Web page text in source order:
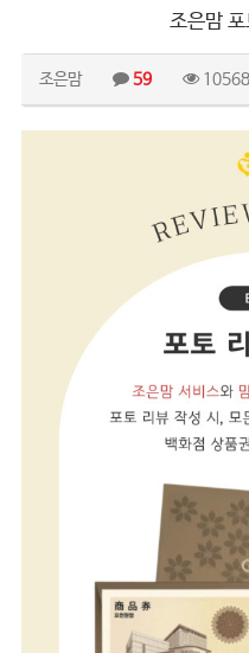
조은맘
조은맘 59